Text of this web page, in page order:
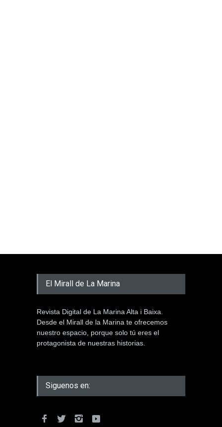
El Mirall de La Marina
Revista Digital de La Marina Alta i Baixa.
Desde el Mirall de la Marina te ofrecemos
nuestro espacio, porque solo tú eres el
protagonista de nuestras historias.
Siguenos en: